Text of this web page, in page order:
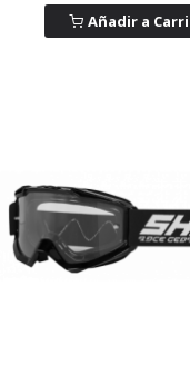
Añadir a